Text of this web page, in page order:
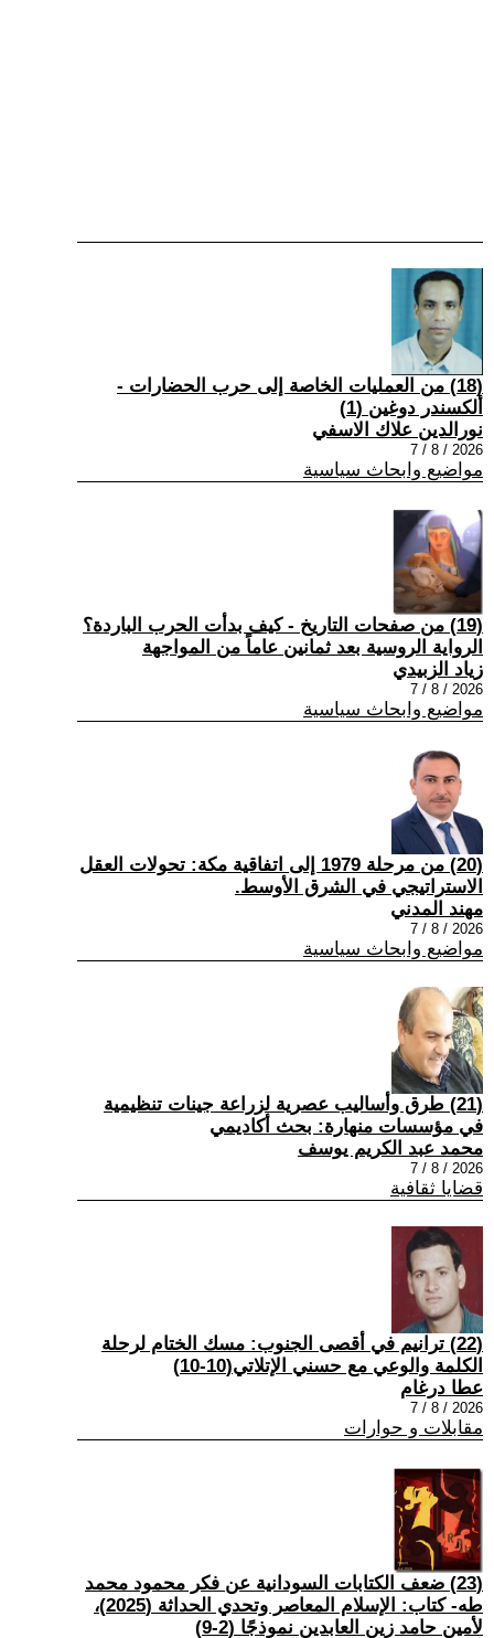
(18) من العمليات الخاصة إلى حرب الحضارات -
ألكسندر دوغين (1)
نورالدين علاك الاسفي
2026 / 8 / 7
مواضيع وابحاث سياسية
(19) من صفحات التاريخ - كيف بدأت الحرب الباردة؟
الرواية الروسية بعد ثمانين عاماً من المواجهة
زياد الزبيدي
2026 / 8 / 7
مواضيع وابحاث سياسية
(20) من مرحلة 1979 إلى اتفاقية مكة: تحولات العقل
الاستراتيجي في الشرق الأوسط.
مهند المدني
2026 / 8 / 7
مواضيع وابحاث سياسية
(21) طرق وأساليب عصرية لزراعة جينات تنظيمية
في مؤسسات منهارة: بحث أكاديمي
محمد عبد الكريم يوسف
2026 / 8 / 7
قضايا ثقافية
(22) ترانيم في أقصى الجنوب: مسك الختام لرحلة
الكلمة والوعي مع حسني الإتلاتي(10-10)
عطا درغام
2026 / 8 / 7
مقابلات و حوارات
(23) ضعف الكتابات السودانية عن فكر محمود محمد
طه- كتاب: الإسلام المعاصر وتحدي الحداثة (2025)،
لأمين حامد زين العابدين نموذجًا (2-9)